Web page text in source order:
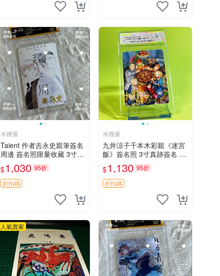
水狸屋
Taient 作者吉永史親筆簽名
周邊 簽名照限量收藏 3寸照
片 含原裝卡磚 收藏版 Taien
t 簽名照 吉永史周邊 相片
$1,030 95折
折扣碼
水狸屋
九井涼子千本木彩親《迷宮
飯》簽名照 3寸真跡簽名 魯
莽出版 中古默認初瑕 迷宮
飯 紙雕 拍賣周邊
$1,130 95折
折扣碼
人氣賣家